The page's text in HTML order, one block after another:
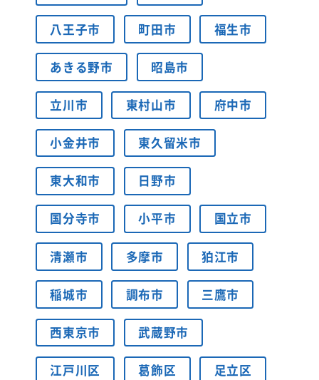
八王子市 町田市 福生市
あきる野市 昭島市
立川市 東村山市 府中市
小金井市 東久留米市
東大和市 日野市
国分寺市 小平市 国立市
清瀬市 多摩市 狛江市
稲城市 調布市 三鷹市
西東京市 武蔵野市
江戸川区 葛飾区 足立区